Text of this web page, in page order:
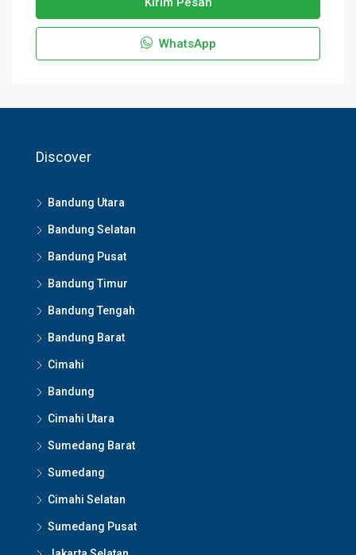
WhatsApp
Discover
Bandung Utara
Bandung Selatan
Bandung Pusat
Bandung Timur
Bandung Tengah
Bandung Barat
Cimahi
Bandung
Cimahi Utara
Sumedang Barat
Sumedang
Cimahi Selatan
Sumedang Pusat